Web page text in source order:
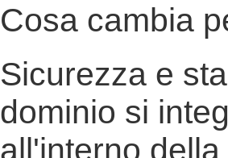
Cosa cambia
Sicurezza e
dominio si
all'interno